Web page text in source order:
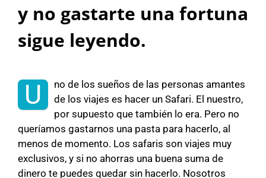
y no gastarte una fortuna
sigue leyendo.
U
no de los sueños de las personas amantes
de los viajes es hacer un Safari. El nuestro,
por supuesto que también lo era. Pero no
queríamos gastarnos una pasta para hacerlo, al
menos de momento. Los safaris son viajes muy
exclusivos, y si no ahorras una buena suma de
dinero te puedes quedar sin hacerlo. Nosotros